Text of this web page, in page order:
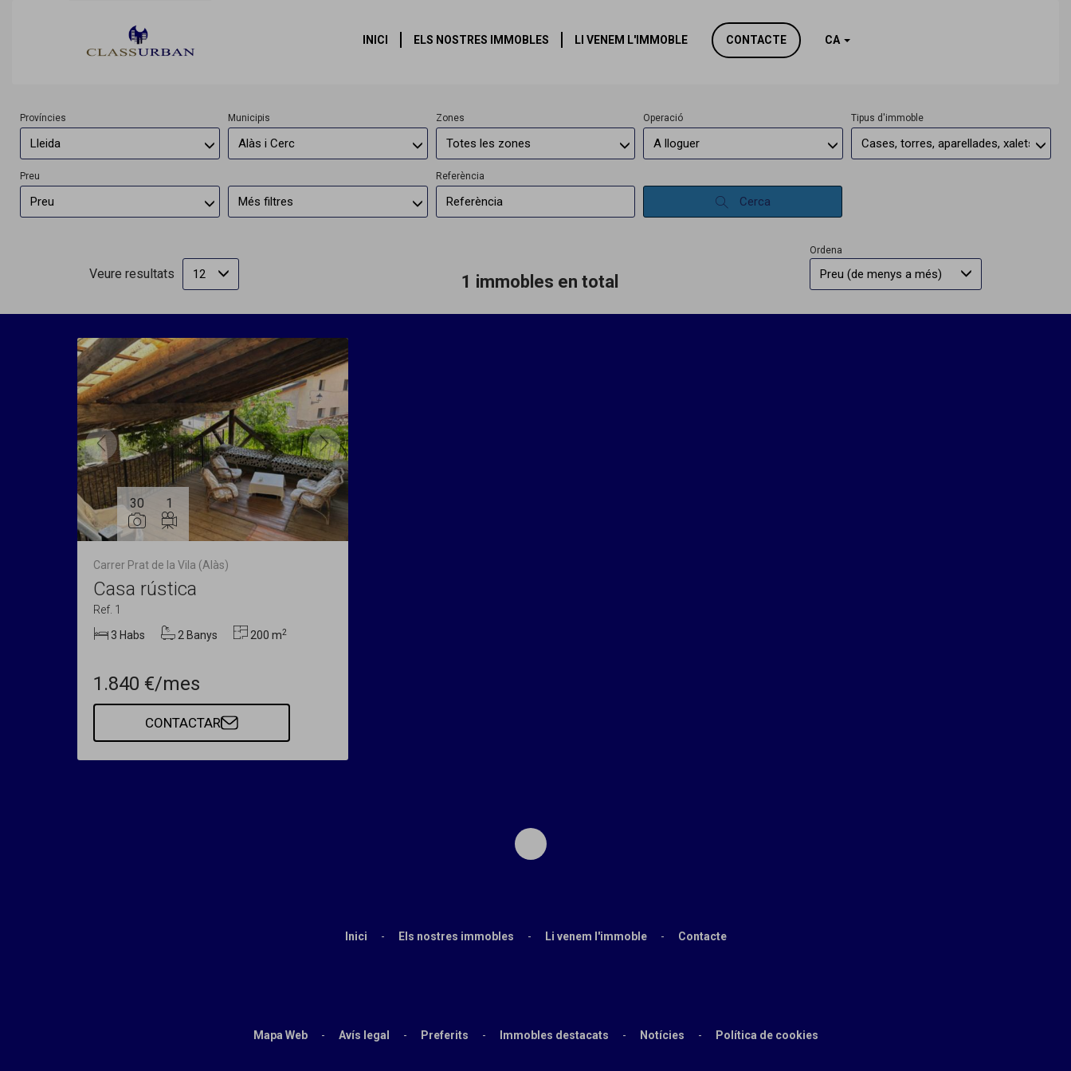
INICI ELS NOSTRES IMMOBLES LI VENEM L'IMMOBLE CONTACTE CA
Immobles a lloguer en Alàs i Cerc
Províncies
Lleida
Municipis
Alàs i Cerc
Zones
Totes les zones
Operació
A lloguer
Tipus d'immoble
Cases, torres, aparellades, xalets
Preu
Preu Més filtres
Referència
Cerca
1 immobles en total
Ordena
Preu (de menys a més)
Veure resultats 12
30 1
Carrer Prat de la Vila (Alàs)
Casa rústica
Ref. 1
3 Habs
2 Banys 200 m2
1.840 €/mes
CONTACTAR
Inici - Els nostres immobles - Li venem l'immoble - Contacte
Mapa Web - Avís legal - Preferits - Immobles destacats - Notícies - Política de cookies